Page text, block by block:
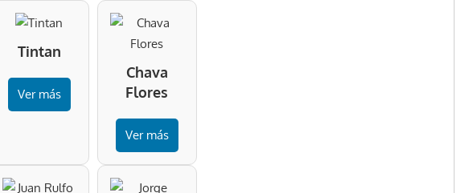
Tintan
Ver más
Chava
Flores
Ver más